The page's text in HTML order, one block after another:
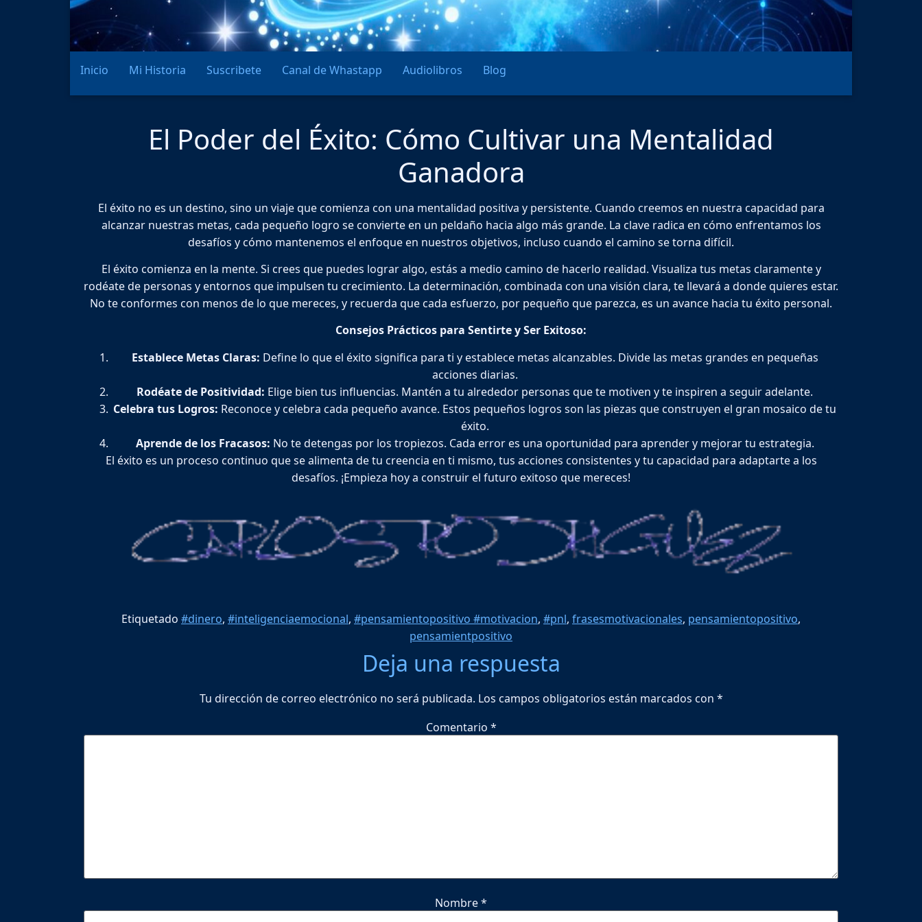
Inicio Mi Historia Suscribete Canal de Whastapp Audiolibros Blog
El Poder del Éxito: Cómo Cultivar una Mentalidad
Ganadora
El éxito no es un destino, sino un viaje que comienza con una mentalidad positiva y persistente. Cuando creemos en nuestra capacidad para
alcanzar nuestras metas, cada pequeño logro se convierte en un peldaño hacia algo más grande. La clave radica en cómo enfrentamos los
desafíos y cómo mantenemos el enfoque en nuestros objetivos, incluso cuando el camino se torna difícil.
El éxito comienza en la mente. Si crees que puedes lograr algo, estás a medio camino de hacerlo realidad. Visualiza tus metas claramente y
rodéate de personas y entornos que impulsen tu crecimiento. La determinación, combinada con una visión clara, te llevará a donde quieres estar.
No te conformes con menos de lo que mereces, y recuerda que cada esfuerzo, por pequeño que parezca, es un avance hacia tu éxito personal.
Consejos Prácticos para Sentirte y Ser Exitoso:
Establece Metas Claras: Define lo que el éxito significa para ti y establece metas alcanzables. Divide las metas grandes en pequeñas
acciones diarias.
Rodéate de Positividad: Elige bien tus influencias. Mantén a tu alrededor personas que te motiven y te inspiren a seguir adelante.
Celebra tus Logros: Reconoce y celebra cada pequeño avance. Estos pequeños logros son las piezas que construyen el gran mosaico de tu
éxito.
Aprende de los Fracasos: No te detengas por los tropiezos. Cada error es una oportunidad para aprender y mejorar tu estrategia.
El éxito es un proceso continuo que se alimenta de tu creencia en ti mismo, tus acciones consistentes y tu capacidad para adaptarte a los
desafíos. ¡Empieza hoy a construir el futuro exitoso que mereces!
Etiquetado #dinero, #inteligenciaemocional, #pensamientopositivo #motivacion, #pnl, frasesmotivacionales, pensamientopositivo,
pensamientpositivo
Deja una respuesta
Tu dirección de correo electrónico no será publicada. Los campos obligatorios están marcados con *
Comentario *
Nombre*